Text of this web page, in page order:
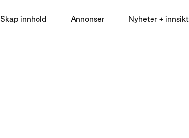
Skap innhold Annonser Nyheter + innsikt